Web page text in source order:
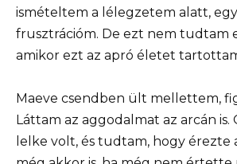
ismételtem a lélegzetem alatt,
frusztrációm. De ezt nem tudtam
amikor ezt az apró életet
Maeve csendben ült mellettem,
Láttam az aggodalmat az arcán is.
lelke volt, és tudtam, hogy érezte